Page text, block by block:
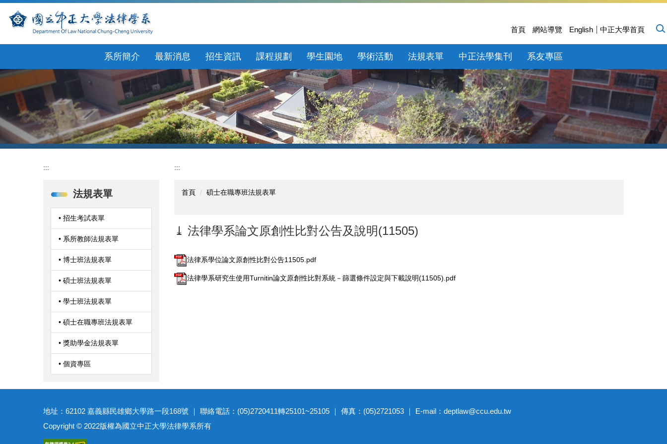
到
區
首頁 網站導覽 English 中正大學首頁
系所簡介 最新消息 招生資訊 課程規劃 學生園地 學術活動 法規表單 中正法學集刊 系友專區
:::
法規表單
• 招生考試表單
• 系所教師法規表單
• 博士班法規表單
• 碩士班法規表單
• 學士班法規表單
• 碩士在職專班法規表單
• 獎助學金法規表單
• 個資專區
:::
首頁 碩士在職專班法規表單
⤓ 法律學系論文原創性比對公告及說明(11505)
法律系學位論文原創性比對公告11505.pdf
法律學系研究生使用Turnitin論文原創性比對系統－篩選條件設定與下載說明(11505).pdf
地址：62102 嘉義縣民雄鄉大學路一段168號 ｜ 聯絡電話：(05)2720411轉25101~25105 ｜ 傳真：(05)2721053 ｜ E-mail：deptlaw@ccu.edu.tw
Copyright © 2022版權為國立中正大學法律學系所有